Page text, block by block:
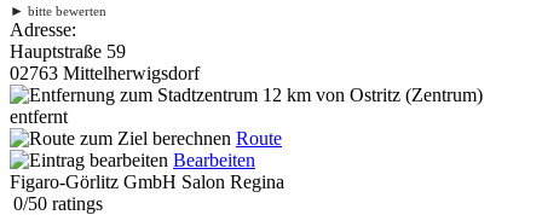
► bitte bewerten
Adresse:
Hauptstraße 59
02763 Mittelherwigsdorf
12 km von Ostritz (Zentrum)
entfernt
Route
Bearbeiten
Figaro-Görlitz GmbH Salon Regina
0/50 ratings